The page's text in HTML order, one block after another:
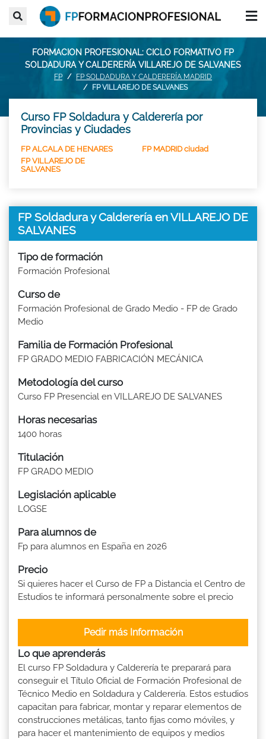
FORMACION PROFESIONAL: CICLO FORMATIVO FP
SOLDADURA Y CALDERERÍA VILLAREJO DE SALVANES
FP
FP SOLDADURA Y CALDERERÍA MADRID
FP VILLAREJO DE SALVANES
Curso FP Soldadura y Calderería por
Provincias y Ciudades
FP ALCALA DE HENARES
FP MADRID ciudad
FP VILLAREJO DE
SALVANES
FP Soldadura y Calderería en VILLAREJO DE
SALVANES
Tipo de formación
Formación Profesional
Curso de
Formación Profesional de Grado Medio - FP de Grado
Medio
Familia de Formación Profesional
FP GRADO MEDIO FABRICACIÓN MECÁNICA
Metodología del curso
Curso FP Presencial en VILLAREJO DE SALVANES
Horas necesarias
1400 horas
Titulación
FP GRADO MEDIO
Legislación aplicable
LOGSE
Para alumnos de
Fp para alumnos en España en 2026
Precio
Si quieres hacer el Curso de FP a Distancia el Centro de
Estudios te informará personalmente sobre el precio
Pedir más Información
Lo que aprenderás
El curso FP Soldadura y Calderería te preparará para
conseguir el Título Oficial de Formación Profesional de
Técnico Medio en Soldadura y Calderería. Estos estudios
capacitan para fabricar, montar y reparar elementos de
construcciones metálicas, tanto fijas como móviles, y
para hacer el mantenimiento de equipos y medios